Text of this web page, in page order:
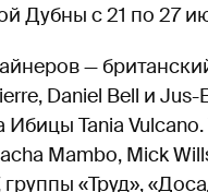
Дубны с 21 по 27
—
Daniel Bell и
Ибицы Tania
Mambo, Mick
группы «Труд»,